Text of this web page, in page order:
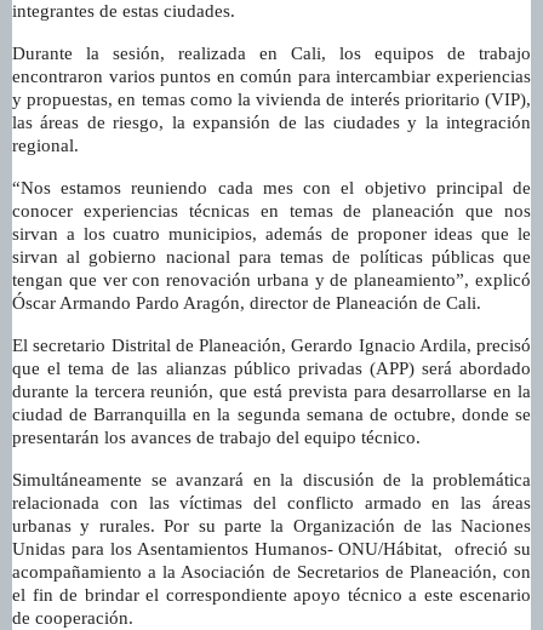
integrantes de estas ciudades.
Durante la sesión, realizada en Cali, los equipos de trabajo
encontraron varios puntos en común para intercambiar experiencias
y propuestas, en temas como la vivienda de interés prioritario (VIP),
las áreas de riesgo, la expansión de las ciudades y la integración
regional.
“Nos estamos reuniendo cada mes con el objetivo principal de
conocer experiencias técnicas en temas de planeación que nos
sirvan a los cuatro municipios, además de proponer ideas que le
sirvan al gobierno nacional para temas de políticas públicas que
tengan que ver con renovación urbana y de planeamiento”, explicó
Óscar Armando Pardo Aragón, director de Planeación de Cali.
El secretario Distrital de Planeación, Gerardo Ignacio Ardila, precisó
que el tema de las alianzas público privadas (APP) será abordado
durante la tercera reunión, que está prevista para desarrollarse en la
ciudad de Barranquilla en la segunda semana de octubre, donde se
presentarán los avances de trabajo del equipo técnico.
Simultáneamente se avanzará en la discusión de la problemática
relacionada con las víctimas del conflicto armado en las áreas
urbanas y rurales. Por su partela Organización de las Naciones
Unidas para los Asentamientos Humanos- ONU/Hábitat, ofreció su
acompañamiento ala Asociación de Secretarios de Planeación, con
el fin de brindar el correspondiente apoyo técnico a este escenario
de cooperación.